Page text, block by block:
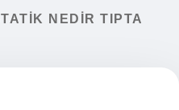
NEDIR TIPTA